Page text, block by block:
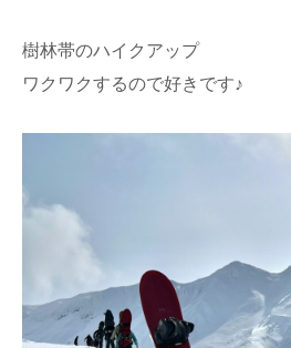
樹林帯のハイクアップ
ワクワクするので好きです♪